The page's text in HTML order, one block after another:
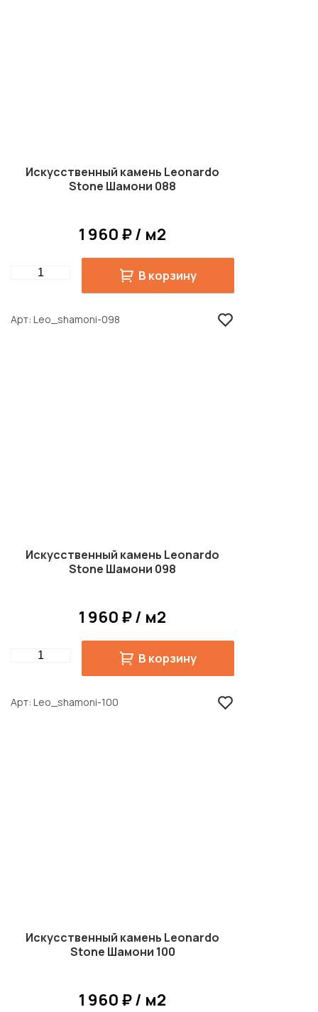
Искусственный камень Leonardo
Stone Шамони 088
1 960 ₽ / м2
Quantity В корзину
Арт Leo_shamoni-098
Искусственный камень Leonardo
Stone Шамони 098
1 960 ₽ / м2
Quantity В корзину
Арт Leo_shamoni-100
Искусственный камень Leonardo
Stone Шамони 100
1 960 ₽ / м2